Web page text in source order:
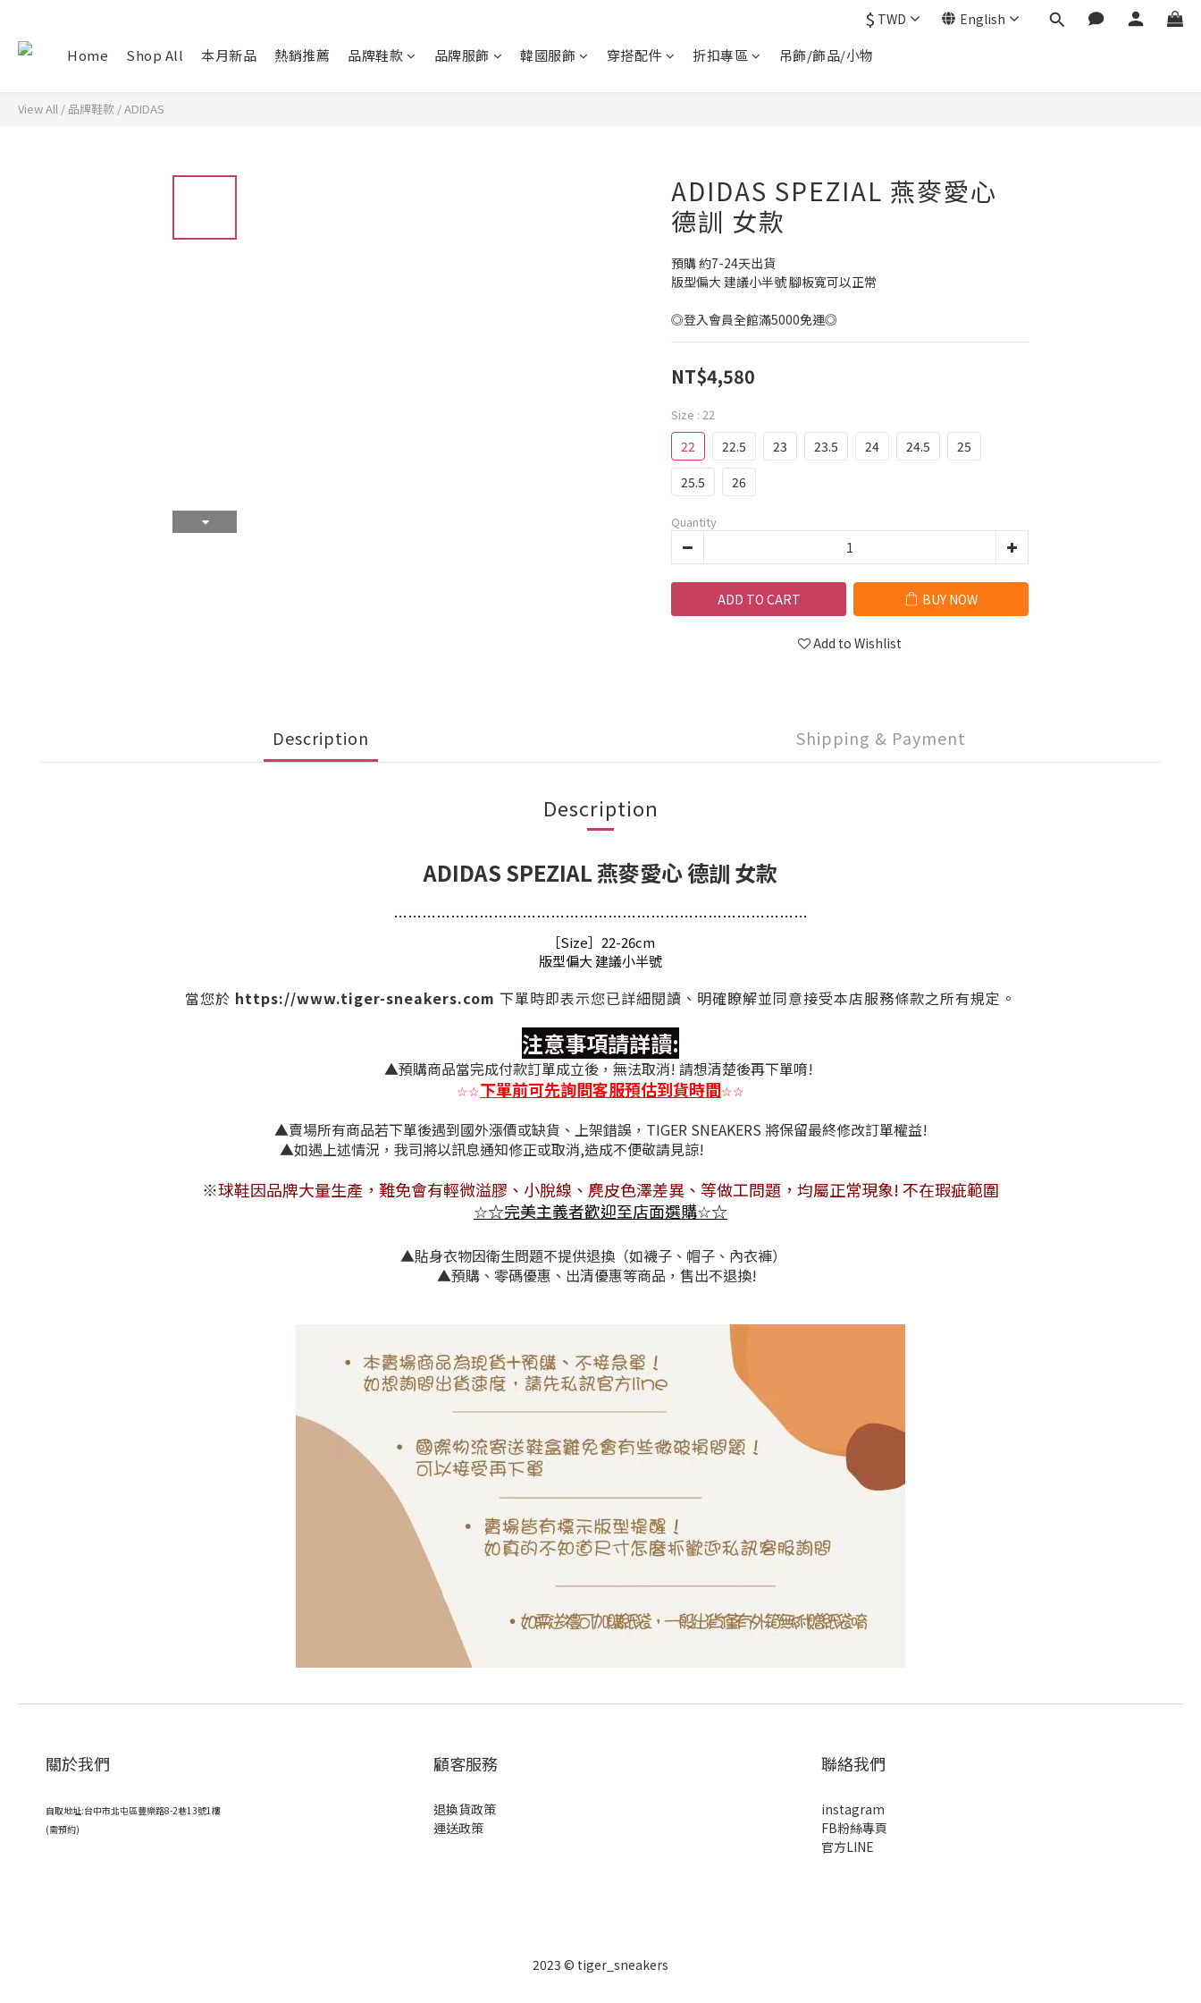
$ TWD English
Home Shop All 本月新品 熱銷推薦 品牌鞋款 品牌服飾 韓國服飾 穿搭配件 折扣專區 吊飾/飾品/小物
View All / 品牌鞋款 /ADIDAS
ADIDAS SPEZIAL 燕麥愛心
德訓 女款
預購 約7-24天出貨
版型偏大 建議小半號 腳板寬可以正常
◎登入會員全館滿5000免運◎
NT$4,580
Size : 22
22 22.5 23 23.5 24 24.5
25
25.5
26
Quantity
ADD TO CART BUY NOW
Add to Wishlist
Description Shipping & Payment
Description
ADIDAS SPEZIAL 燕麥愛心 德訓 女款
……………………………………………………………………………
［Size］22-26cm
版型偏大 建議小半號
當您於 https://www.tiger-sneakers.com 下單時即表示您已詳細閱讀、明確瞭解並同意接受本店服務條款之所有規定。
注意事項請詳讀:
▲預購商品當完成付款訂單成立後，無法取消! 請想清楚後再下單唷!
☆☆下單前可先詢問客服預估到貨時間☆☆
▲賣場所有商品若下單後遇到國外漲價或缺貨、上架錯誤，TIGER SNEAKERS 將保留最終修改訂單權益!
▲如遇上述情況，我司將以訊息通知修正或取消,造成不便敬請見諒!
※球鞋因品牌大量生產，難免會有輕微溢膠、小脫線、麂皮色澤差異 、等做工問題，均屬正常現象! 不在瑕疵範圍
☆☆完美主義者歡迎至店面選購☆☆
▲貼身衣物因衛生問題不提供退換（如襪子、帽子、內衣褲）
▲預購、零碼優惠、出清優惠等商品，售出不退換!
關於我們
自取地址:台中市北屯區豐樂路8-2巷13號1樓
(需預約)
顧客服務
退換貨政策
運送政策
聯絡我們
instagram
FB粉絲專頁
官方LINE
2023 © tiger_sneakers